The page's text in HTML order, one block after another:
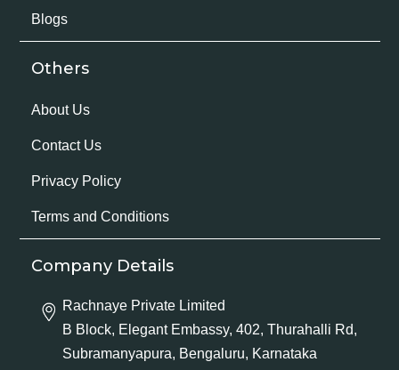
Blogs
Others
About Us
Contact Us
Privacy Policy
Terms and Conditions
Company Details
Rachnaye Private Limited
B Block, Elegant Embassy, 402, Thurahalli Rd,
Subramanyapura, Bengaluru, Karnataka